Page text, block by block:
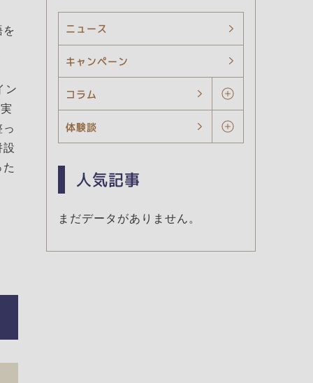
を
ン
設
ニュース
キャンペーン
コラム
体験談
人気記事
まだデータがありません。